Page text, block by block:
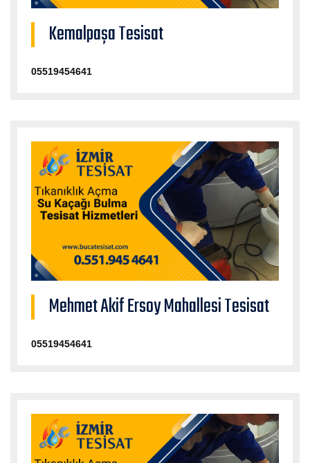
Kemalpaşa Tesisat
05519454641
Mehmet Akif Ersoy Mahallesi Tesisat
05519454641